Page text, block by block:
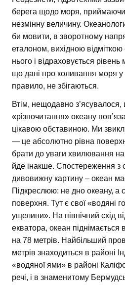
берега щодо моря, приймаючи
незмінну величину.
би мовити, в зворотному
еталоном, вихідною відміткою
нього і відраховується
що дані про коливання моря у
правило, не збігаються.
Втім, нещодавно з’ясувалося,
«різночитання» океану
цікавою обставиною. Ми
— це абсолютно рівна
брати до уваги хвилювання
йде інакше. Спостереження з
дивовижну картину – океан
Підкреслюю: не дно океану, а
поверхня. Тут є свої «водяні
ущелини». На північний схід
екватора, океан піднімається
на 78 метрів. Найбільший
метрів знаходиться в районі
«водяної ями» в районі
речі, і в знаменитому